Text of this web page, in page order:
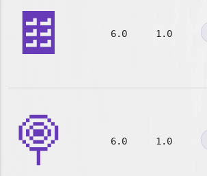
🍫 6.0 1.0
🍭 6.0 1.0